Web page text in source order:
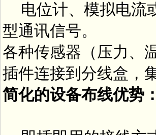
电位计、模拟电流
型通讯信号。
各种传感器（压力、
插件连接到分线盒，
简化的设备布线优势：